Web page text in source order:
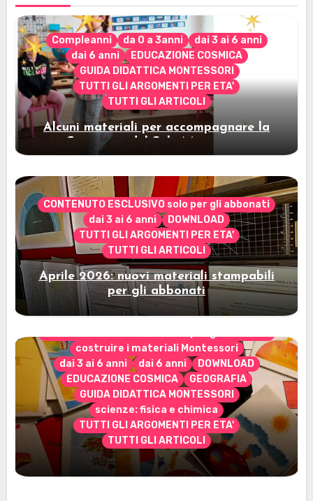
Compleanni da 0 a 3anni
dai 3 ai 6 anni
dai 6 anni
EDUCAZIONE COSMICA
GUIDA DIDATTICA MONTESSORI
TUTTI GLI ARGOMENTI PER ETA'
TUTTI GLI ARTICOLI
Alcuni materiali per accompagnare la
Cerimonia del Sole Montessori
CONTENUTO ESCLUSIVO solo per gli abbonati
dai 3 ai 6 anni
DOWNLOAD
TUTTI GLI ARGOMENTI PER ETA'
TUTTI GLI ARTICOLI
Aprile 2026: nuovi materiali stampabili
per gli abbonati
costruire i materiali Montessori
dai 3 ai 6 anni
dai 6 anni
DOWNLOAD
EDUCAZIONE COSMICA
GEOGRAFIA
GUIDA DIDATTICA MONTESSORI
scienze: fisica e chimica
TUTTI GLI ARGOMENTI PER ETA'
TUTTI GLI ARTICOLI
Marzo 2026: nuovi materiali stampabili
per gli abbonati